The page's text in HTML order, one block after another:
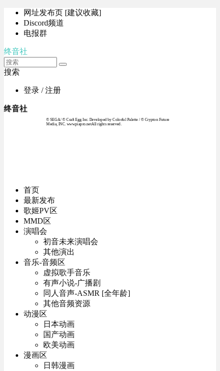
网址发布页 [建议收藏]
Discord频道
电报群
终音社
搜索
登录 / 注册
终音社
© SEGA / © Craft Egg Inc. Developed by Colorful Palette / © Crypton Future
Media, INC. www.piapro.netAll rights reserved.
首页
最新发布
歌姬PV区
MMD区
演唱会
初音未来演唱会
其他演出
音乐-音频区
虚拟歌手音乐
有声小说-广播剧
同人音声-ASMR [全年龄]
其他音频资源
动漫区
日本动画
国产动画
欧美动画
漫画区
日韩漫画